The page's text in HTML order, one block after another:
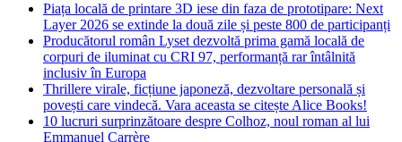
Piața locală de printare 3D iese din faza de prototipare: Next
Layer 2026 se extinde la două zile și peste 800 de participanți
Producătorul român Lyset dezvoltă prima gamă locală de
corpuri de iluminat cu CRI 97, performanță rar întâlnită
inclusiv în Europa
Thrillere virale, ficțiune japoneză, dezvoltare personală și
povești care vindecă. Vara aceasta se citește Alice Books!
10 lucruri surprinzătoare despre Colhoz, noul roman al lui
Emmanuel Carrère